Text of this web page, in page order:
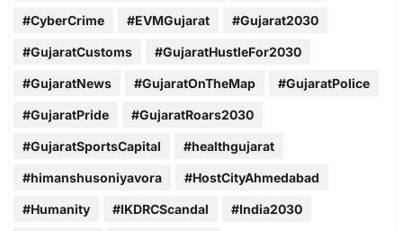
#CyberCrime #EVMGujarat #Gujarat2030
#GujaratCustoms #GujaratHustleFor2030
#GujaratNews #GujaratOnTheMap #GujaratPolice
#GujaratPride #GujaratRoars2030
#GujaratSportsCapital #healthgujarat
#himanshusoniyavora #HostCityAhmedabad
#Humanity #IKDRCScandal #India2030